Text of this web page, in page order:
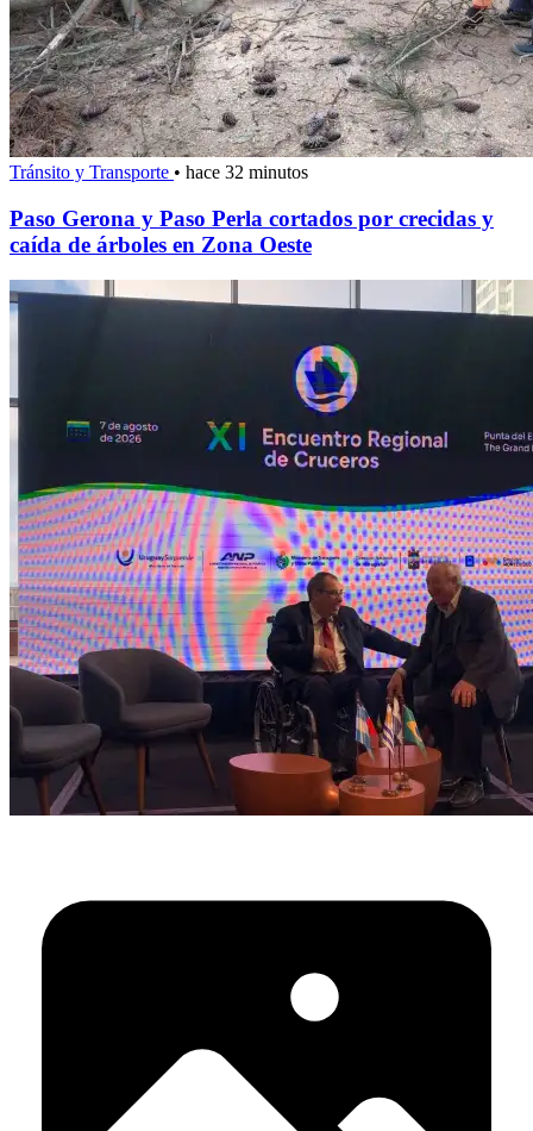
Tránsito y Transporte • hace 32 minutos
Paso Gerona y Paso Perla cortados por crecidas y
caída de árboles en Zona Oeste